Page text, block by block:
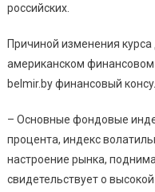
российских.
Причиной изменения
американском финансовом
belmir.by финансовый
– Основные фондовые
процента, индекс
настроение рынка,
свидетельствует о